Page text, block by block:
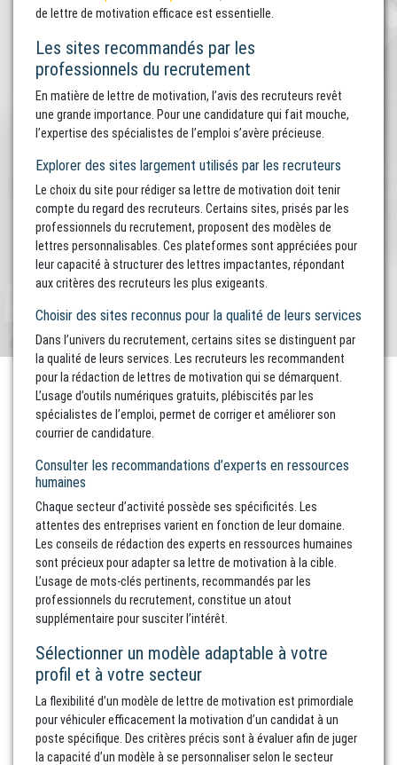
de lettre de motivation efficace est essentielle.
Les sites recommandés par les
professionnels du recrutement
En matière de lettre de motivation, l’avis des recruteurs revêt
une grande importance. Pour une candidature qui fait mouche,
l’expertise des spécialistes de l’emploi s’avère précieuse.
Explorer des sites largement utilisés par les recruteurs
Le choix du site pour rédiger sa lettre de motivation doit tenir
compte du regard des recruteurs. Certains sites, prisés par les
professionnels du recrutement, proposent des modèles de
lettres personnalisables. Ces plateformes sont appréciées pour
leur capacité à structurer des lettres impactantes, répondant
aux critères des recruteurs les plus exigeants.
Choisir des sites reconnus pour la qualité de leurs services
Dans l’univers du recrutement, certains sites se distinguent par
la qualité de leurs services. Les recruteurs les recommandent
pour la rédaction de lettres de motivation qui se démarquent.
L’usage d’outils numériques gratuits, plébiscités par les
spécialistes de l’emploi, permet de corriger et améliorer son
courrier de candidature.
Consulter les recommandations d’experts en ressources
humaines
Chaque secteur d’activité possède ses spécificités. Les
attentes des entreprises varient en fonction de leur domaine.
Les conseils de rédaction des experts en ressources humaines
sont précieux pour adapter sa lettre de motivation à la cible.
L’usage de mots-clés pertinents, recommandés par les
professionnels du recrutement, constitue un atout
supplémentaire pour susciter l’intérêt.
Sélectionner un modèle adaptable à votre
profil et à votre secteur
La flexibilité d’un modèle de lettre de motivation est primordiale
pour véhiculer efficacement la motivation d’un candidat à un
poste spécifique. Des critères précis sont à évaluer afin de juger
la capacité d’un modèle à se personnaliser selon le secteur